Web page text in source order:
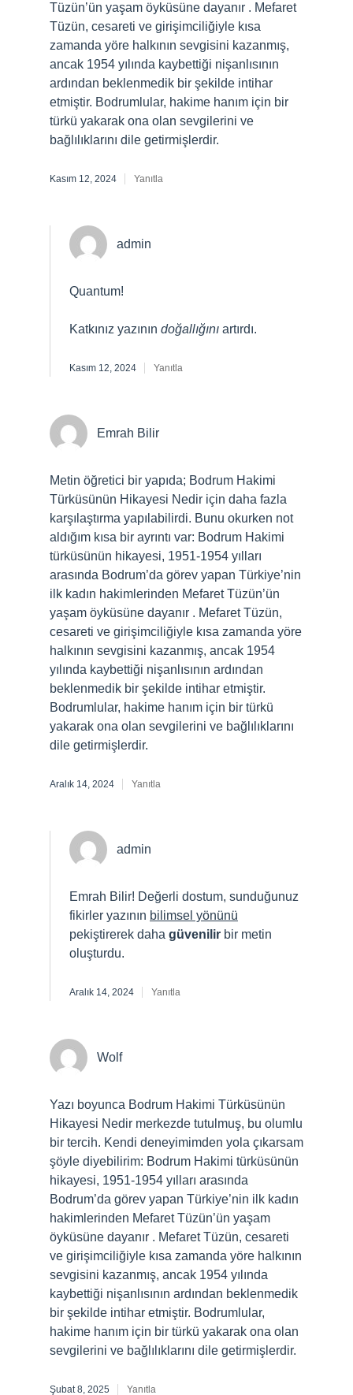
Tüzün’ün yaşam öyküsüne dayanır . Mefaret
Tüzün, cesareti ve girişimciliğiyle kısa
zamanda yöre halkının sevgisini kazanmış,
ancak 1954 yılında kaybettiği nişanlısının
ardından beklenmedik bir şekilde intihar
etmiştir. Bodrumlular, hakime hanım için bir
türkü yakarak ona olan sevgilerini ve
bağlılıklarını dile getirmişlerdir.
Kasım 12, 2024 Yanıtla
admin
Quantum!
Katkınız yazının doğallığını artırdı.
Kasım 12, 2024 Yanıtla
Emrah Bilir
Metin öğretici bir yapıda; Bodrum Hakimi
Türküsünün Hikayesi Nedir için daha fazla
karşılaştırma yapılabilirdi. Bunu okurken not
aldığım kısa bir ayrıntı var: Bodrum Hakimi
türküsünün hikayesi, 1951-1954 yılları
arasında Bodrum’da görev yapan Türkiye’nin
ilk kadın hakimlerinden Mefaret Tüzün’ün
yaşam öyküsüne dayanır . Mefaret Tüzün,
cesareti ve girişimciliğiyle kısa zamanda yöre
halkının sevgisini kazanmış, ancak 1954
yılında kaybettiği nişanlısının ardından
beklenmedik bir şekilde intihar etmiştir.
Bodrumlular, hakime hanım için bir türkü
yakarak ona olan sevgilerini ve bağlılıklarını
dile getirmişlerdir.
Aralık 14, 2024 Yanıtla
admin
Emrah Bilir! Değerli dostum, sunduğunuz
fikirler yazının bilimsel yönünü
pekiştirerek daha güvenilir bir metin
oluşturdu.
Aralık 14, 2024 Yanıtla
Wolf
Yazı boyunca Bodrum Hakimi Türküsünün
Hikayesi Nedir merkezde tutulmuş, bu olumlu
bir tercih. Kendi deneyimimden yola çıkarsam
şöyle diyebilirim: Bodrum Hakimi türküsünün
hikayesi, 1951-1954 yılları arasında
Bodrum’da görev yapan Türkiye’nin ilk kadın
hakimlerinden Mefaret Tüzün’ün yaşam
öyküsüne dayanır . Mefaret Tüzün, cesareti
ve girişimciliğiyle kısa zamanda yöre halkının
sevgisini kazanmış, ancak 1954 yılında
kaybettiği nişanlısının ardından beklenmedik
bir şekilde intihar etmiştir. Bodrumlular,
hakime hanım için bir türkü yakarak ona olan
sevgilerini ve bağlılıklarını dile getirmişlerdir.
Şubat 8, 2025 Yanıtla